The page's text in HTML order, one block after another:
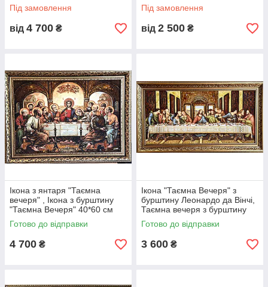
Під замовлення
від 4 700 ₴
Під замовлення
від 2 500 ₴
Ікона з янтаря "Таємна
вечеря" , Ікона з бурштину
"Таємна Вечеря" 40*60 см
Готово до відправки
4 700 ₴
Ікона "Таємна Вечеря" з
бурштину Леонардо да Вінчі,
Таємна вечеря з бурштину
Леонардо да Вінчі 30*60 см
Готово до відправки
3 600 ₴